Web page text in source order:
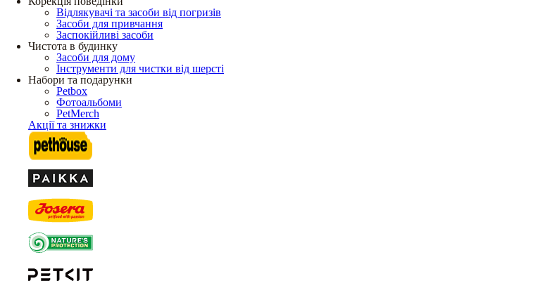
Відлякувачі та засоби від погризів
Засоби для привчання
Заспокійливі засоби
Чистота в будинку
Засоби для дому
Інструменти для чистки від шерсті
Набори та подарунки
Petbox
Фотоальбоми
PetMerch
Акції та знижки